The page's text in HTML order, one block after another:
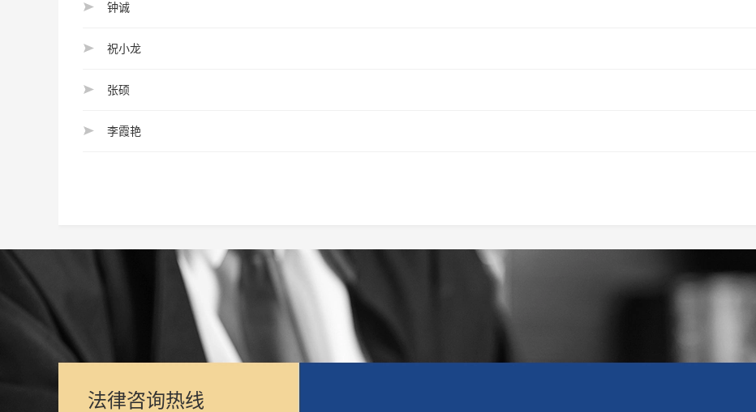
钟诚
祝小龙
张硕
李霞艳
法律咨询热线